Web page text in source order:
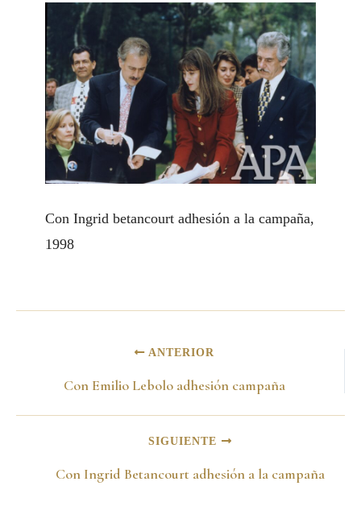
Con Ingrid betancourt adhesión a la campaña,
1998
ANTERIOR
Con Emilio Lebolo adhesión campaña
SIGUIENTE
Con Ingrid Betancourt adhesión a la campaña